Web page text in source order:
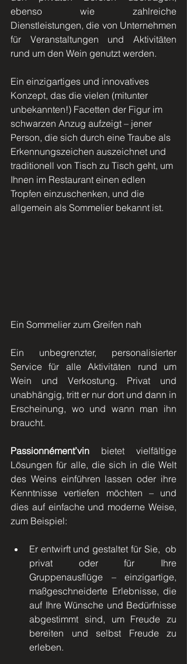
ebenso wie zahlreiche
Dienstleistungen, die von Unternehmen
für Veranstaltungen und Aktivitäten
rund um den Wein genutzt werden.
Ein einzigartiges und innovatives
Konzept, das die vielen (mitunter
unbekannten!) Facetten der Figur im
schwarzen Anzug aufzeigt – jener
Person, die sich durch eine Traube als
Erkennungszeichen auszeichnet und
traditionell von Tisch zu Tisch geht, um
Ihnen im Restaurant einen edlen
Tropfen einzuschenken, und die
allgemein als Sommelier bekannt ist.
Ein Sommelier zum Greifen nah
Ein unbegrenzter, personalisierter
Service für alle Aktivitäten rund um
Wein und Verkostung. Privat und
unabhängig, tritt er nur dort und dann in
Erscheinung, wo und wann man ihn
braucht.
Passionnément’vin bietet vielfältige
Lösungen für alle, die sich in die Welt
des Weins einführen lassen oder ihre
Kenntnisse vertiefen möchten – und
dies auf einfache und moderne Weise,
zum Beispiel:
Er entwirft und gestaltet für Sie,  ob
privat oder für Ihre
Gruppenausflüge – einzigartige,
maßgeschneiderte Erlebnisse, die
auf Ihre Wünsche und Bedürfnisse
abgestimmt sind, um Freude zu
bereiten und selbst Freude zu
erleben.